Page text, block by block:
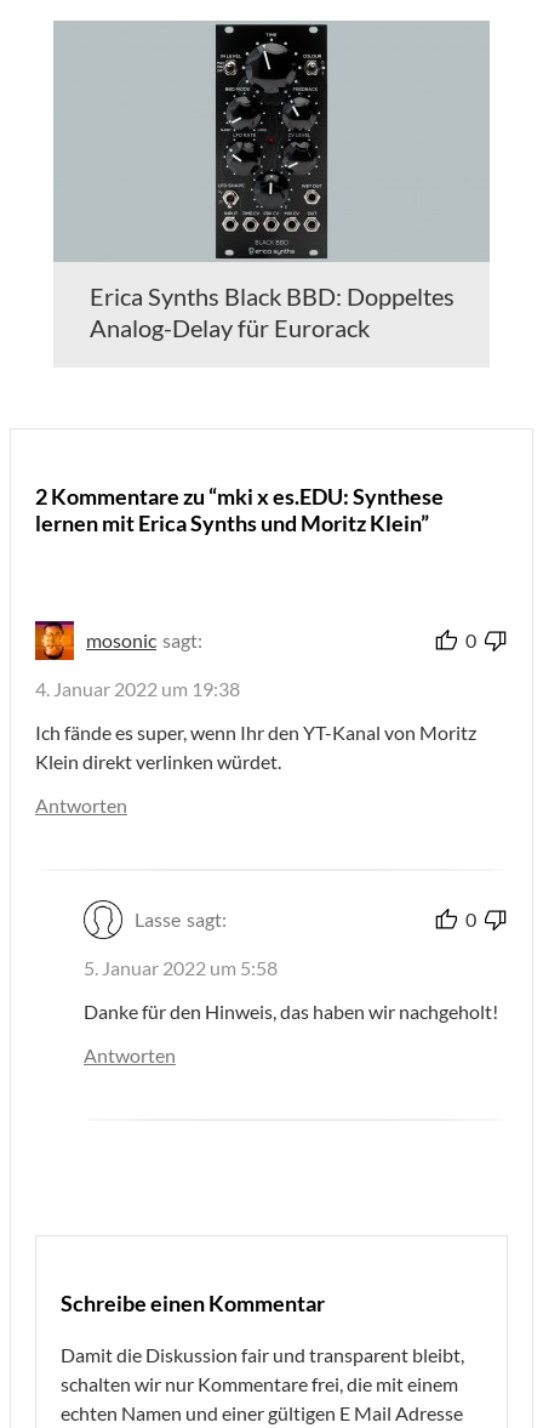
Erica Synths Black BBD: Doppeltes
Analog-Delay für Eurorack
2 Kommentare zu “mki x es.EDU: Synthese
lernen mit Erica Synths und Moritz Klein”
mosonic sagt: 0
4. Januar 2022 um 19:38
Ich fände es super, wenn Ihr den YT-Kanal von Moritz
Klein direkt verlinken würdet.
Antworten
Lasse sagt: 0
5. Januar 2022 um 5:58
Danke für den Hinweis, das haben wir nachgeholt!
Antworten
Schreibe einen Kommentar
Damit die Diskussion fair und transparent bleibt,
schalten wir nur Kommentare frei, die mit einem
echten Namen und einer gültigen E Mail Adresse